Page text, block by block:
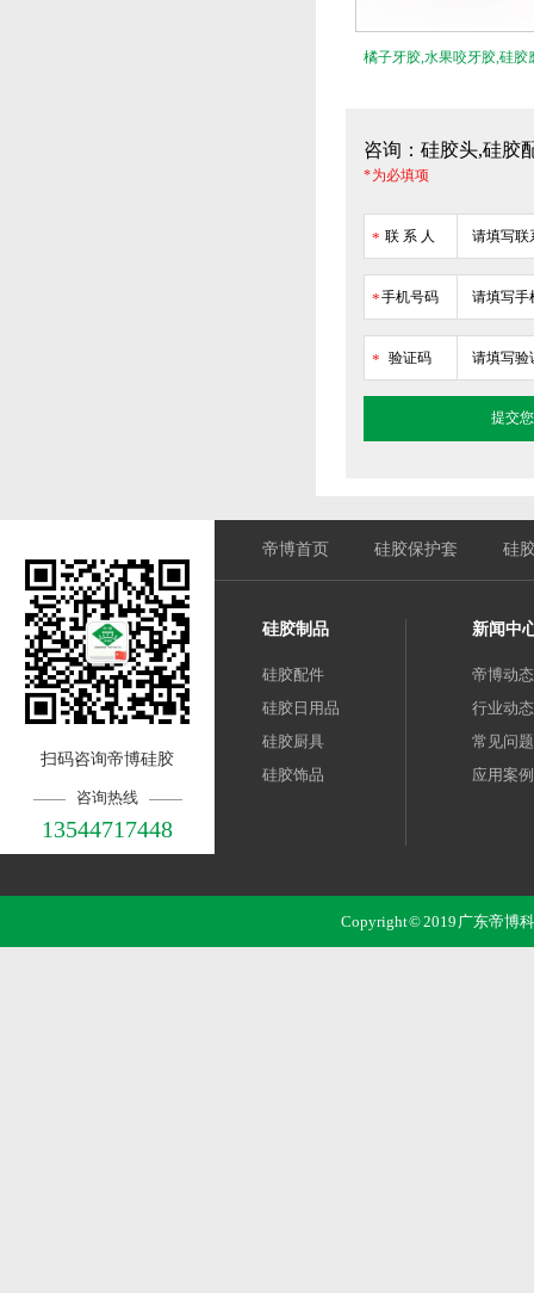
橘子牙胶,水果咬牙胶,硅胶
咨询：硅胶头,硅胶
* 为必填项
* 联 系 人
*手机号码
* 验证码
扫码咨询帝博硅胶
咨询热线
13544717448
帝博首页 硅胶保护套 硅
硅胶制品
硅胶配件
硅胶日用品
硅胶厨具
硅胶饰品
新闻中
帝博动态
行业动态
常见问题
应用案例
Copyright © 2019 广东帝博